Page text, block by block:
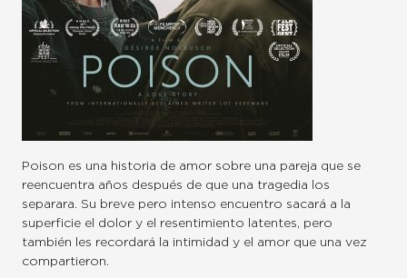
Poison es una historia de amor sobre una pareja que se
reencuentra años después de que una tragedia los
separara. Su breve pero intenso encuentro sacará a la
superficie el dolor y el resentimiento latentes, pero
también les recordará la intimidad y el amor que una vez
compartieron.